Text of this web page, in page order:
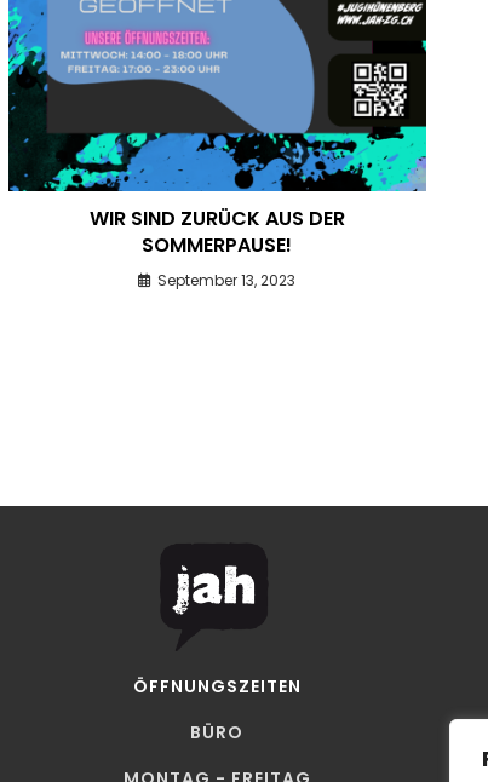
WIR SIND ZURÜCK AUS DER
SOMMERPAUSE!
September 13, 2023
ÖFFNUNGSZEITEN
BÜRO